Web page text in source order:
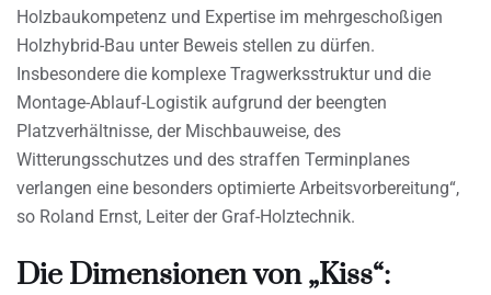
Holzbaukompetenz und Expertise im mehrgeschoßigen
Holzhybrid-Bau unter Beweis stellen zu dürfen.
Insbesondere die komplexe Tragwerksstruktur und die
Montage-Ablauf-Logistik aufgrund der beengten
Platzverhältnisse, der Mischbauweise, des
Witterungsschutzes und des straffen Terminplanes
verlangen eine besonders optimierte Arbeitsvorbereitung“,
so Roland Ernst, Leiter der Graf-Holztechnik.
Die Dimensionen von „Kiss“: